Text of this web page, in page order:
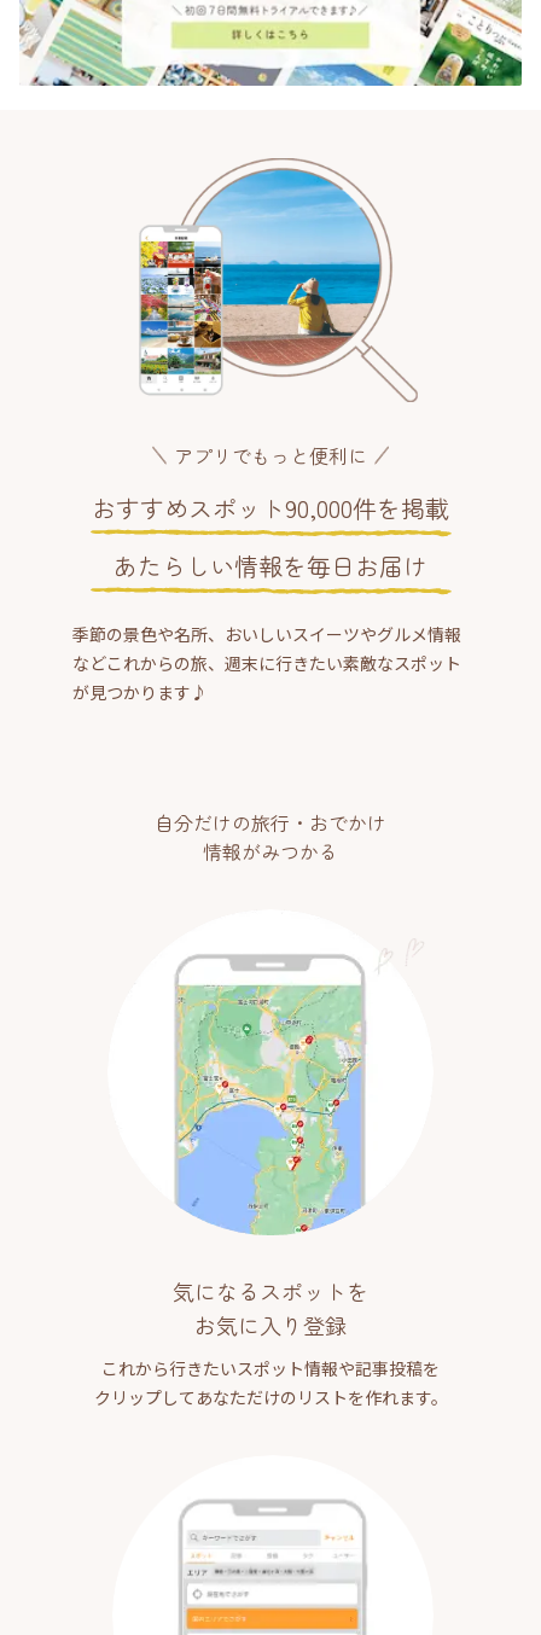
アプリでもっと便利に
おすすめスポット90,000件を掲載
あたらしい情報を毎日お届け
季節の景色や名所、おいしいスイーツやグルメ情報
などこれからの旅、週末に行きたい素敵なスポット
が見つかります♪
自分だけの旅行・おでかけ
情報がみつかる
気になるスポットを
お気に入り登録
これから行きたいスポット情報や記事投稿を
クリップしてあなただけのリストを作れます。